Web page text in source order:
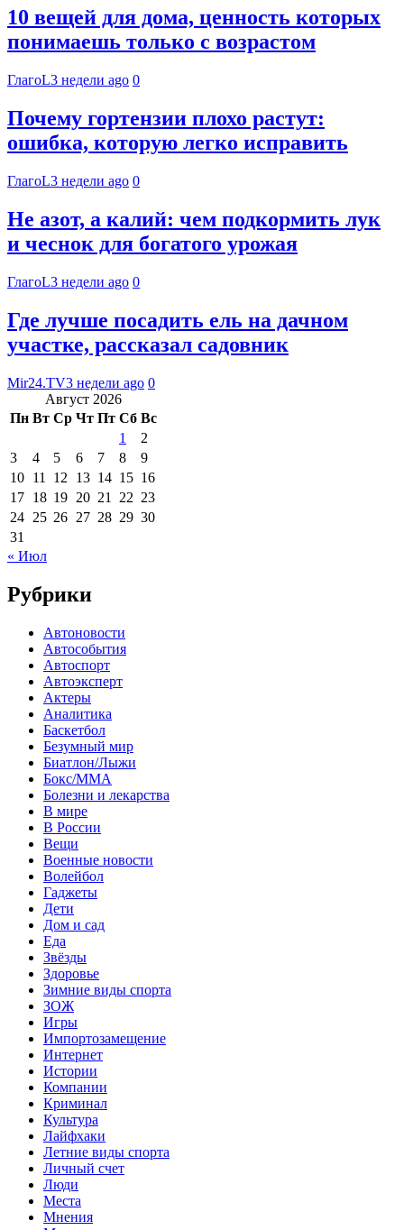
10 вещей для дома, ценность которых
понимаешь только с возрастом
ГлагоL3 недели ago 0
Почему гортензии плохо растут:
ошибка, которую легко исправить
ГлагоL3 недели ago 0
Не азот, а калий: чем подкормить лук
и чеснок для богатого урожая
ГлагоL3 недели ago 0
Где лучше посадить ель на дачном
участке, рассказал садовник
Mir24.TV3 недели ago 0
Август 2026
Пн Вт Ср Чт Пт Сб Вс
1
2
3
4 5 6 7 8
9
10 11 12 13 14 15 16
17 18 19 20 21 22 23
24 25 26 27 28 29 30
31
« Июл
Рубрики
Автоновости
Автособытия
Автоспорт
Автоэксперт
Актеры
Аналитика
Баскетбол
Безумный мир
Биатлон/Лыжи
Бокс/MMA
Болезни и лекарства
В мире
В России
Вещи
Военные новости
Волейбол
Гаджеты
Дети
Дом и сад
Еда
Звёзды
Здоровье
Зимние виды спорта
ЗОЖ
Игры
Импортозамещение
Интернет
Истории
Компании
Криминал
Культура
Лайфхаки
Летние виды спорта
Личный счет
Люди
Места
Мнения